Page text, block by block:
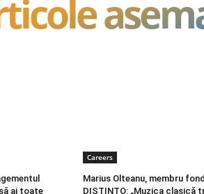
ai toate
Careers
Marius Olteanu, membru
DISTINTO: „Muzica clasică